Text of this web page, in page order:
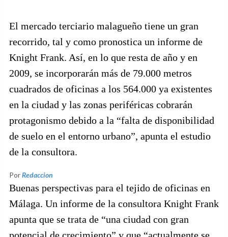
El mercado terciario malagueño tiene un gran
recorrido, tal y como pronostica un informe de
Knight Frank. Así, en lo que resta de año y en
2009, se incorporarán más de 79.000 metros
cuadrados de oficinas a los 564.000 ya existentes
en la ciudad y las zonas periféricas cobrarán
protagonismo debido a la “falta de disponibilidad
de suelo en el entorno urbano”, apunta el estudio
de la consultora.
PorRedaccion
Buenas perspectivas para el tejido de oficinas en
Málaga. Un informe de la consultora Knight Frank
apunta que se trata de “una ciudad con gran